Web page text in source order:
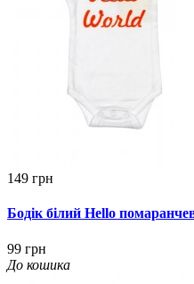
149 грн
Бодік білий Hello
99 грн
До кошика